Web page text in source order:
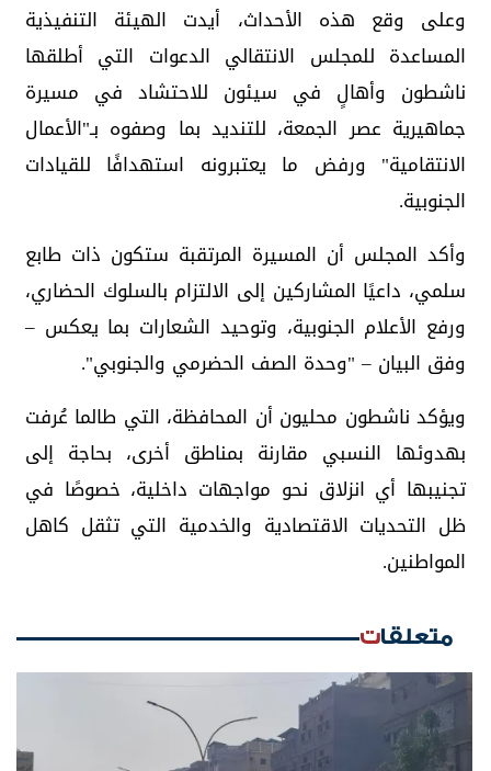
وعلى وقع هذه الأحداث، أيدت الهيئة التنفيذية
المساعدة للمجلس الانتقالي الدعوات التي أطلقها
ناشطون وأهالٍ في سيئون للاحتشاد في مسيرة
جماهيرية عصر الجمعة، للتنديد بما وصفوه بـ"الأعمال
الانتقامية" ورفض ما يعتبرونه استهدافًا للقيادات
الجنوبية.
وأكد المجلس أن المسيرة المرتقبة ستكون ذات طابع
سلمي، داعيًا المشاركين إلى الالتزام بالسلوك الحضاري،
ورفع الأعلام الجنوبية، وتوحيد الشعارات بما يعكس –
وفق البيان – "وحدة الصف الحضرمي والجنوبي".
ويؤكد ناشطون محليون أن المحافظة، التي طالما عُرفت
بهدوئها النسبي مقارنة بمناطق أخرى، بحاجة إلى
تجنيبها أي انزلاق نحو مواجهات داخلية، خصوصًا في
ظل التحديات الاقتصادية والخدمية التي تثقل كاهل
المواطنين.
متعلقات